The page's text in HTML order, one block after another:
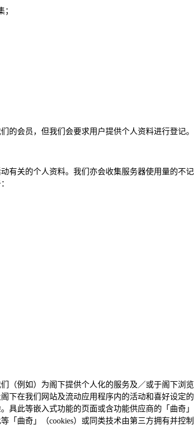
的会员，但我们会要求用户提供个人资料进行登记。
有关的个人资料。我们亦会收集服务器使用量的不
（例如）为阁下提供个人化的服务及／或于阁下浏
下在我们网站及流动应用程序内的活动和喜好设定
此等嵌入式功能的页面或含功能供应商的「曲奇
「曲奇」（cookies）或同类技术由第三方拥有并控